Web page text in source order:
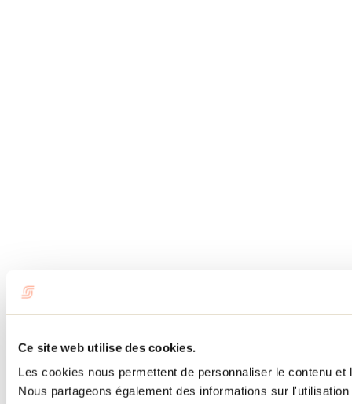
Ce site web utilise des cookies.
Les cookies nous permettent de personnaliser le contenu
Nous partageons également des informations sur